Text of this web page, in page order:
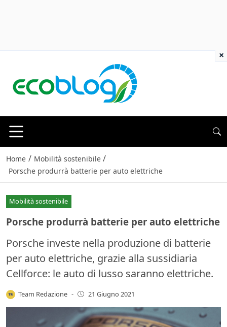
Home / Mobilità sostenibile /
Porsche produrrà batterie per auto elettriche
Mobilità sostenibile
Porsche produrrà batterie per auto elettriche
Porsche investe nella produzione di batterie
per auto elettriche, grazie alla sussidiaria
Cellforce: le auto di lusso saranno elettriche.
Team Redazione - 21 Giugno 2021
×